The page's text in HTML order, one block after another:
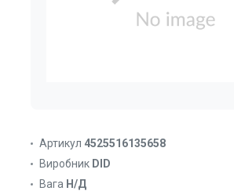
Артикул 4525516135658
Виробник DID
Вага Н/Д